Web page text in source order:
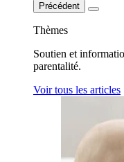
Précédent
Thèmes
Soutien et
parentalité.
Voir tous les articles